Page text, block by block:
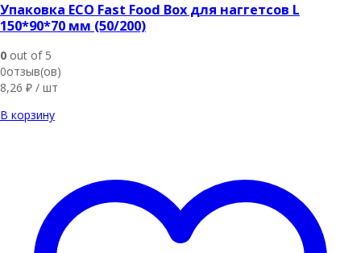
Упаковка ECO Fast Food Box для наггетсов L
150*90*70 мм (50/200)
0 out of 5
0отзыв(ов)
8,26 ₽ / шт
В корзину